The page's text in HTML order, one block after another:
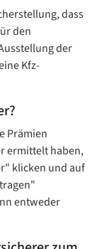
dass
den
der
Kfz-
Prämien
ermittelt haben,
klicken und auf
entweder